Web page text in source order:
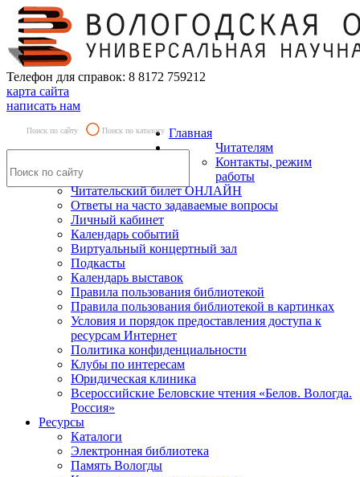
Телефон для справок: 8 8172 759212
карта сайта
написать нам
Поиск по сайту Поиск по каталогу Главная
Читателям
Контакты, режим
работы
Читательский билет ОНЛАЙН
Ответы на часто задаваемые вопросы
Личный кабинет
Календарь событий
Виртуальный концертный зал
Подкасты
Календарь выставок
Правила пользования библиотекой
Правила пользования библиотекой в картинках
Условия и порядок предоставления доступа к
ресурсам Интернет
Политика конфиденциальности
Клубы по интересам
Юридическая клиника
Всероссийские Беловские чтения «Белов. Вологда.
Россия»
Ресурсы
Каталоги
Электронная библиотека
Память Вологды